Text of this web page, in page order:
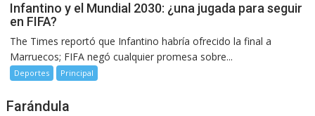
Infantino y el Mundial 2030: ¿una jugada para seguir
en FIFA?
The Times reportó que Infantino habría ofrecido la final a
Marruecos; FIFA negó cualquier promesa sobre...
Deportes Principal
Farándula